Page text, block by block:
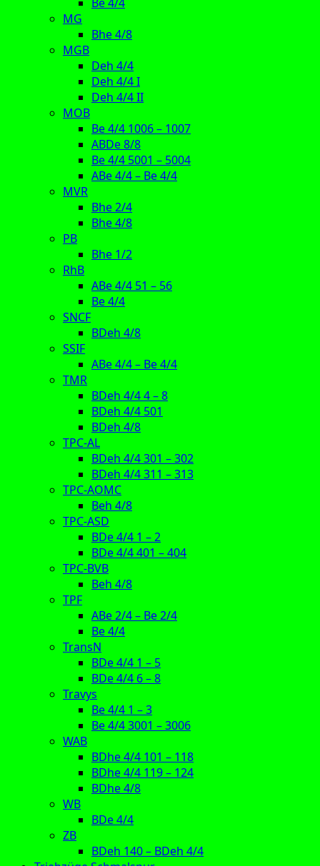
MG
Bhe 4/8
MGB
Deh 4/4
Deh 4/4 I
Deh 4/4 II
MOB
Be 4/4 1006 – 1007
ABDe 8/8
Be 4/4 5001 – 5004
ABe 4/4 – Be 4/4
MVR
Bhe 2/4
Bhe 4/8
PB
Bhe 1/2
RhB
ABe 4/4 51 – 56
Be 4/4
SNCF
BDeh 4/8
SSIF
ABe 4/4 – Be 4/4
TMR
BDeh 4/4 4 – 8
BDeh 4/4 501
BDeh 4/8
TPC-AL
BDeh 4/4 301 – 302
BDeh 4/4 311 – 313
TPC-AOMC
Beh 4/8
TPC-ASD
BDe 4/4 1 – 2
BDe 4/4 401 – 404
TPC-BVB
Beh 4/8
TPF
ABe 2/4 – Be 2/4
Be 4/4
TransN
BDe 4/4 1 – 5
BDe 4/4 6 – 8
Travys
Be 4/4 1 – 3
Be 4/4 3001 – 3006
WAB
BDhe 4/4 101 – 118
BDhe 4/4 119 – 124
BDhe 4/8
WB
BDe 4/4
ZB
BDeh 140 – BDeh 4/4